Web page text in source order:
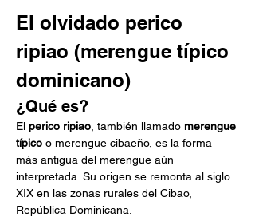
El olvidado perico
ripiao (merengue típico
dominicano)
¿Qué es?
El perico ripiao , también llamado merengue
típico o merengue cibaeño, es la forma
más antigua del merengue aún
interpretada. Su origen se remonta al siglo
XIX en las zonas rurales del Cibao,
República Dominicana.